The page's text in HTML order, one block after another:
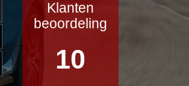
Klanten
beoordeling
10